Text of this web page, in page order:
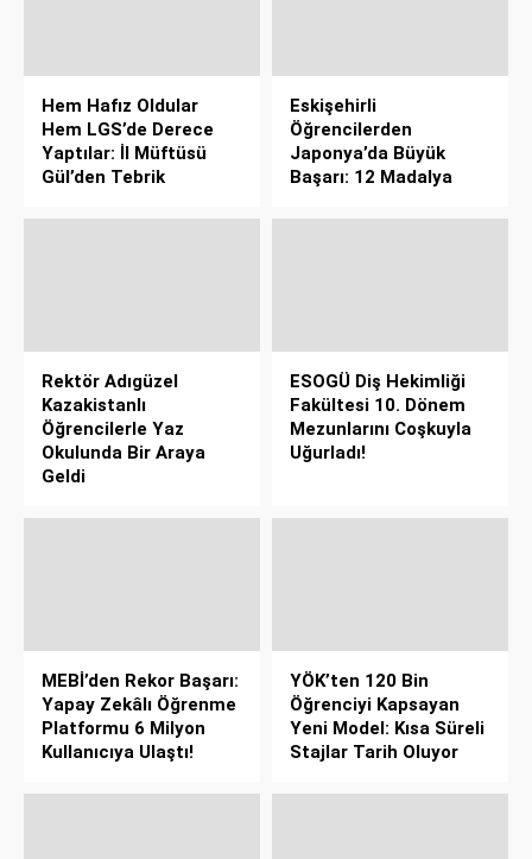
Hem Hafız Oldular
Hem LGS’de Derece
Yaptılar: İl Müftüsü
Gül’den Tebrik
Eskişehirli
Öğrencilerden
Japonya’da Büyük
Başarı: 12 Madalya
Rektör Adıgüzel
Kazakistanlı
Öğrencilerle Yaz
Okulunda Bir Araya
Geldi
ESOGÜ Diş Hekimliği
Fakültesi 10. Dönem
Mezunlarını Coşkuyla
Uğurladı!
MEBİ’den Rekor Başarı:
Yapay Zekâlı Öğrenme
Platformu 6 Milyon
Kullanıcıya Ulaştı!
YÖK’ten 120 Bin
Öğrenciyi Kapsayan
Yeni Model: Kısa Süreli
Stajlar Tarih Oluyor